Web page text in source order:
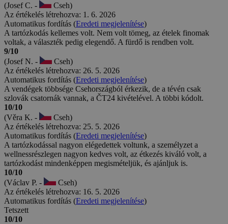
(Josef C. -
Cseh)
Az értékelés létrehozva: 1. 6. 2026
Automatikus fordítás (Eredeti megjelenítése)
A tartózkodás kellemes volt. Nem volt tömeg, az ételek finomak
voltak, a választék pedig elegendő. A fürdő is rendben volt.
9/10
(Josef N. -
Cseh)
Az értékelés létrehozva: 26. 5. 2026
Automatikus fordítás (Eredeti megjelenítése)
A vendégek többsége Csehországból érkezik, de a tévén csak
szlovák csatornák vannak, a ČT24 kivételével. A többi kódolt.
10/10
(Věra K. -
Cseh)
Az értékelés létrehozva: 25. 5. 2026
Automatikus fordítás (Eredeti megjelenítése)
A tartózkodással nagyon elégedettek voltunk, a személyzet a
wellnessrészlegen nagyon kedves volt, az étkezés kiváló volt, a
tartózkodást mindenképpen megismételjük, és ajánljuk is.
10/10
(Václav P. -
Cseh)
Az értékelés létrehozva: 16. 5. 2026
Automatikus fordítás (Eredeti megjelenítése)
Tetszett
10/10